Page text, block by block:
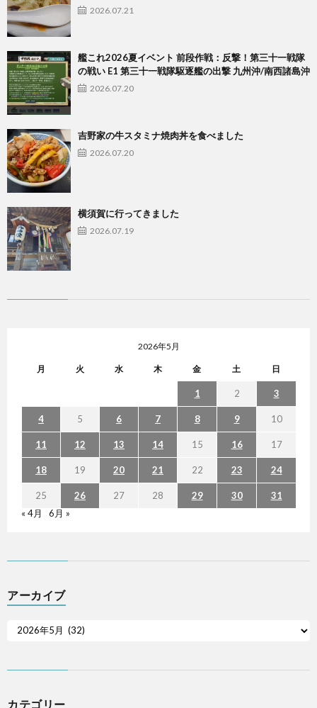
2026.07.21
艦これ2026夏イベント 前段作戦：反撃！第三十一戦隊
の戦い E1 第三十一戦隊駆逐艦の出撃 九州沖/南西諸島沖
2026.07.20
吉野家の牛スタミナ焼肉丼を食べました
2026.07.20
横須賀に行ってきました
2026.07.19
2026年5月
月 火 水 木 金 土 日
1 2 3
4 5 6 7 8 9 10
11 12 13 14 15 16 17
18 19 20 21 22 23 24
25 26 27 28 29 30
31
« 4月
6月 »
アーカイブ
カテゴリー